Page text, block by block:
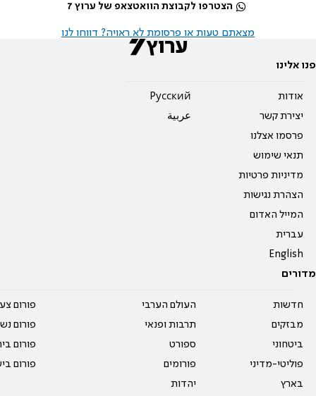
הצטרפו לקבוצת הוואטצאפ של ערוץ 7
מצאתם טעות או פרסומת לא ראויה? דווחו לנו
פנו אלינו
אודות
יצירת קשר
פרסמו אצלנו
תנאי שימוש
מדיניות פרטיות
הצהרת נגישות
המייל האדום
עברית
English
Pусский
عربية
מדורים
חדשות
מבזקים
ביטחוני
פוליטי-מדיני
בארץ
העולם הערבי
תרבות ופנאי
ספורט
פורומים
יהדות
פורום
פורום
פורום
פורום